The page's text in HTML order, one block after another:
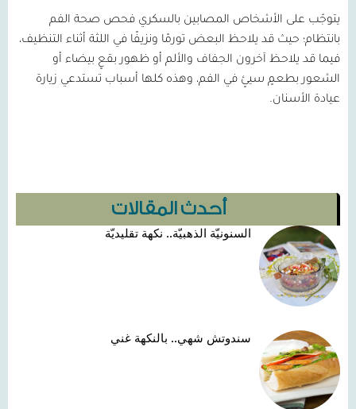
أحدث المقالات
السنونيّة الذهبيّة.. نكهة تقليديّة
سندوتش شهي.. بالنكهة غني
يتوجّب على الأشخاص المصابين بالسكري فحص صحة الفم
بانتظام؛ حيث قد يلاحظ البعض تورمًا ونزيفًا في اللثة أثناء التنظيف،
فيما قد يلاحظ آخرون الجفاف والألم أو ظهور بقعٍ بيضاء أو
الشعور بطعمٍ سيئٍ في الفم، وهذه كلها أسباب تستدعي زيارة
عيادة الأسنان.